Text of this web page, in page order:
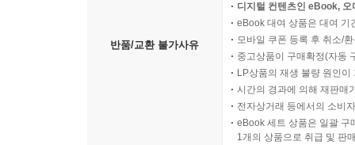
반품/교환 불가사유
디지털 컨텐츠인 eBook,
eBook 대여 상품은 대여 기
모바일 쿠폰 등록 후 취소/
중고상품이 구매확정(자동
LP상품의 재생 불량 원인
시간의 경과에 의해 재판매
전자상거래 등에서의 소비
eBook 세트 상품은 일괄 구
1개의 상품으로 취급 및 판